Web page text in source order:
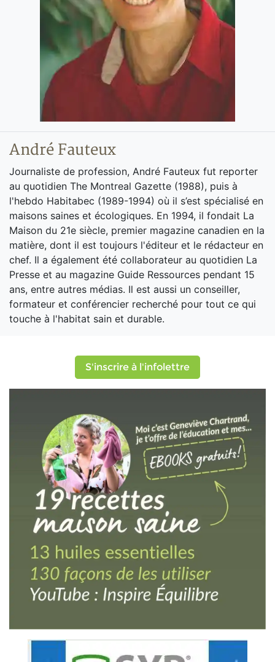
André Fauteux
Journaliste de profession, André Fauteux fut reporter
au quotidien The Montreal Gazette (1988), puis à
l'hebdo Habitabec (1989-1994) où il s’est spécialisé en
maisons saines et écologiques. En 1994, il fondait La
Maison du 21e siècle, premier magazine canadien en la
matière, dont il est toujours l'éditeur et le rédacteur en
chef. Il a également été collaborateur au quotidien La
Presse et au magazine Guide Ressources pendant 15
ans, entre autres médias. Il est aussi un conseiller,
formateur et conférencier recherché pour tout ce qui
touche à l'habitat sain et durable.
S'inscrire à l'infolettre